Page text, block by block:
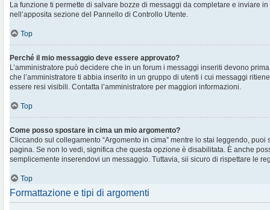
La funzione ti permette di salvare bozze di messaggi da completare e inviare
nell’apposita sezione del Pannello di Controllo Utente.
Top
Perché il mio messaggio deve essere approvato?
L’amministratore può decidere che in un forum i messaggi inseriti devono
che l’amministratore ti abbia inserito in un gruppo di utenti i cui messaggi
essere resi visibili. Contatta l’amministratore per maggiori informazioni.
Top
Come posso spostare in cima un mio argomento?
Cliccando sul collegamento “Argomento in cima” mentre lo stai leggendo,
pagina. Se non lo vedi, significa che questa opzione è disabilitata. È anche
semplicemente inserendovi un messaggio. Tuttavia, sii sicuro di rispettare le
Top
Formattazione e tipi di argomenti